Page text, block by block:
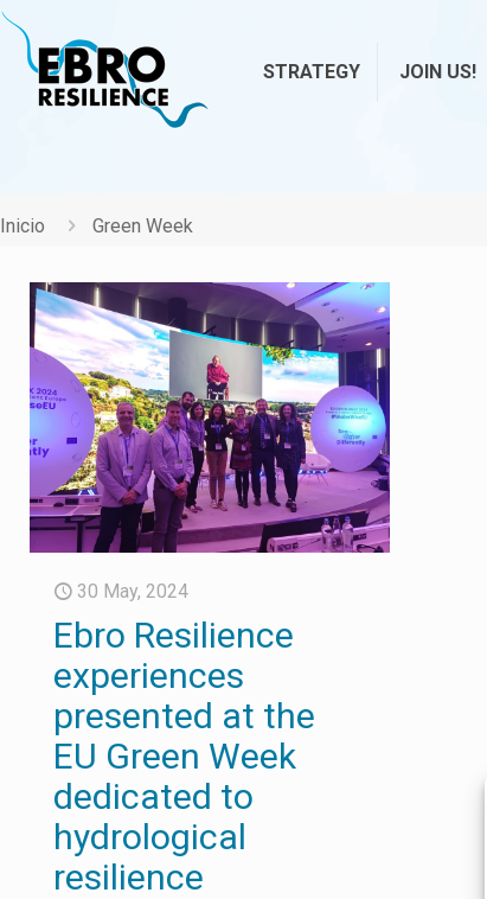
STRATEGY JOIN US!
Inicio Green Week
30 May, 2024
Ebro Resilience
experiences
presented at the
EU Green Week
dedicated to
hydrological
resilience